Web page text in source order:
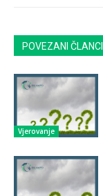
POVEZANI ČLANCI
Vjerovanje